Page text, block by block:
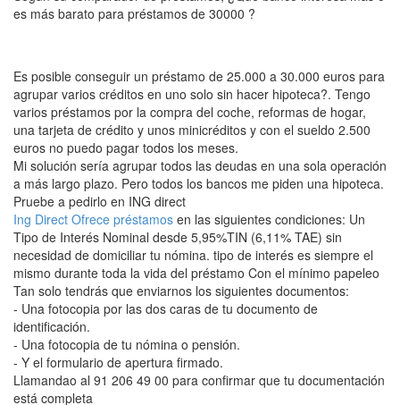
es más barato para préstamos de 30000 ?
Es posible conseguir un préstamo de 25.000 a 30.000 euros para
agrupar varios créditos en uno solo sin hacer hipoteca?. Tengo
varios préstamos por la compra del coche, reformas de hogar,
una tarjeta de crédito y unos minicréditos y con el sueldo 2.500
euros no puedo pagar todos los meses.
Mi solución sería agrupar todos las deudas en una sola operación
a más largo plazo. Pero todos los bancos me piden una hipoteca.
Pruebe a pedirlo en ING direct
Ing Direct Ofrece préstamos en las siguientes condiciones: Un
Tipo de Interés Nominal desde 5,95%TIN (6,11% TAE) sin
necesidad de domiciliar tu nómina. tipo de interés es siempre el
mismo durante toda la vida del préstamo Con el mínimo papeleo
Tan solo tendrás que enviarnos los siguientes documentos:
- Una fotocopia por las dos caras de tu documento de
identificación.
- Una fotocopia de tu nómina o pensión.
- Y el formulario de apertura firmado.
Llamandao al 91 206 49 00 para confirmar que tu documentación
está completa